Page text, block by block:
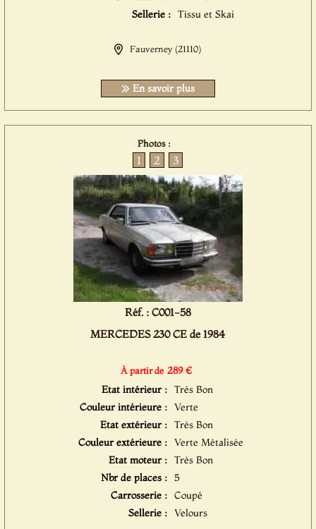
Sellerie : Tissu et Skai
Fauverney (21110)
En savoir plus
Photos :
1 2 3
Réf. : C001-58
MERCEDES 230 CE de 1984
À partir de 289 €
Etat intérieur : Très Bon
Couleur intérieure : Verte
Etat extérieur : Très Bon
Couleur extérieure : Verte Métalisée
Etat moteur : Très Bon
Nbr de places : 5
Carrosserie : Coupé
Sellerie : Velours